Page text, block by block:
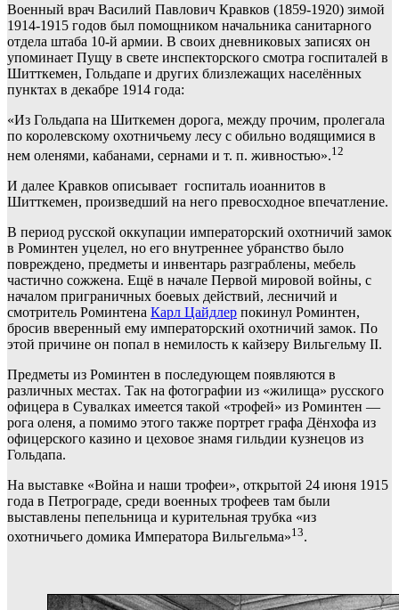
Военный врач Василий Павлович Кравков (1859-1920) зимой
1914-1915 годов был помощником начальника санитарного
отдела штаба 10-й армии. В своих дневниковых записях он
упоминает Пущу в свете инспекторского смотра госпиталей в
Шитткемен, Гольдапе и других близлежащих населённых
пунктах в декабре 1914 года:
«Из Гольдапа на Шиткемен дорога, между прочим, пролегала
по королевскому охотничьему лесу с обильно водящимися в
нем оленями, кабанами, сернами и т. п. живностью».12
И далее Кравков описывает госпиталь иоаннитов в
Шитткемен, произведший на него превосходное впечатление.
В период русской оккупации императорский охотничий замок
в Роминтен уцелел, но его внутреннее убранство было
повреждено, предметы и инвентарь разграблены, мебель
частично сожжена. Ещё в начале Первой мировой войны, с
началом приграничных боевых действий, лесничий и
смотритель Роминтена Карл Цайдлер покинул Роминтен,
бросив вверенный ему императорский охотничий замок. По
этой причине он попал в немилость к кайзеру Вильгельму II.
Предметы из Роминтен в последующем появляются в
различных местах. Так на фотографии из «жилища» русского
офицера в Сувалках имеется такой «трофей» из Роминтен —
рога оленя, а помимо этого также портрет графа Дёнхофа из
офицерского казино и цеховое знамя гильдии кузнецов из
Гольдапа.
На выставке «Война и наши трофеи», открытой 24 июня 1915
года в Петрограде, среди военных трофеев там были
выставлены пепельница и курительная трубка «из
охотничьего домика Императора Вильгельма»13.